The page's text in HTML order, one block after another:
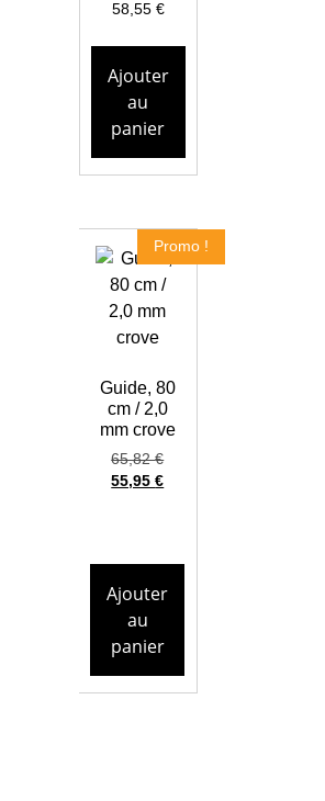
58,55 €
Ajouter
au
panier
Promo !
Guide, 80
cm / 2,0
mm crove
65,82€
55,95€
Ajouter
au
panier